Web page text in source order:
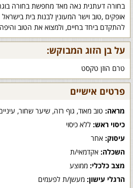
בחורה דעתנית נאה מאד מחפשת בחורה
אופקים ,טוב וישר המעונין לבנות בית
להתקדם ביחד בחיים, ולמצוא את הטוב
על בן הזוג המבוקש:
טרם הוזן טקסט
פרטים אישיים
מראה: טוב מאוד, גוף רזה, שיער שחור,
כיסוי ראש: ללא כיסוי
עיסוק: אחר
השכלה: אקדמאי/ת
מצב כלכלי: ממוצע
הרגלי עישון: מעשן/ת לפעמים